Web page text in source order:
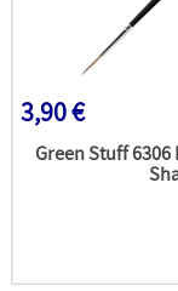
3,90 €
Green Stuff